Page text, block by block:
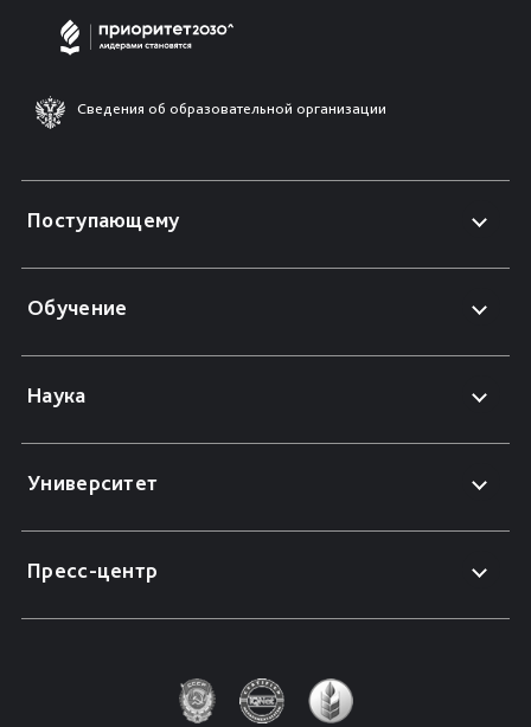
Сведения об образовательной организации
Поступающему
Обучение
Наука
Университет
Пресс-центр